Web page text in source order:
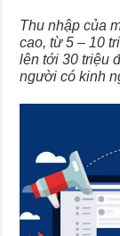
Thu nhập của
cao, từ 5 – 10
lên tới 30 triệu
người có kinh